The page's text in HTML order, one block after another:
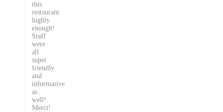
this
restaurant
highly
enough!
Staff
were
all
super
friendly
and
informative
as
well!
Merci!